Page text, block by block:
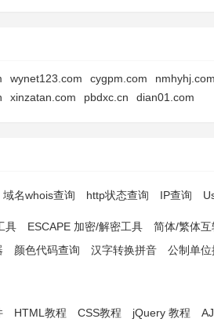
wynet123.com cygpm.com nmhyhj.com
xinzatan.com pbdxc.cn dian01.com
域名whois查询 http状态查询 IP查询
具 ESCAPE 加密/解密工具 简体/繁体
颜色代码查询 汉字转换拼音 公制单
HTML教程 CSS教程 jQuery 教程